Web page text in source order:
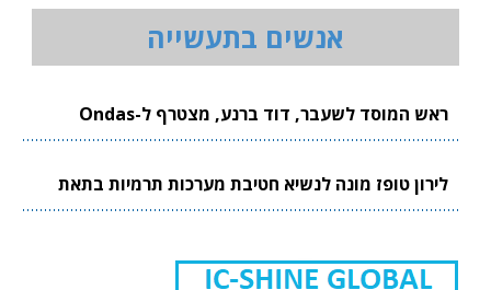
אנשים בתעשייה
ראש המוסד לשעבר, דוד ברנע, מצטרף ל-Ondas
לירון טופז מונה לנשיא חטיבת מערכות תרמיות בתאת